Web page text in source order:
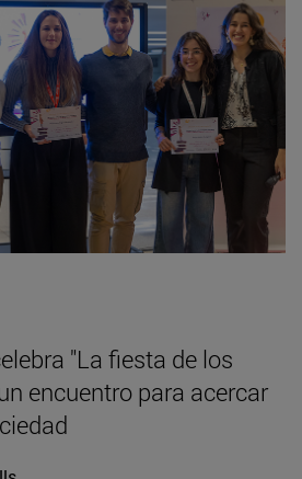
"La fiesta de los
encuentro para acercar